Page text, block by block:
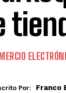
Por: Franco